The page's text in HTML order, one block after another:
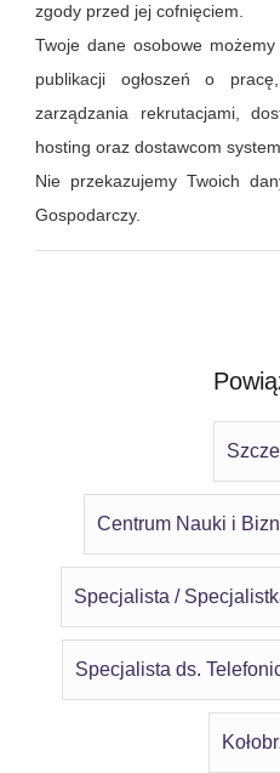
zgody przed jej cofnięciem.
Twoje dane osobowe
publikacji ogłoszeń o
zarządzania rekrutacjami,
hosting oraz dostawcom
Nie przekazujemy Twoich
Gospodarczy.
Centrum Nauki i
Specjalista /
Specjalista ds.